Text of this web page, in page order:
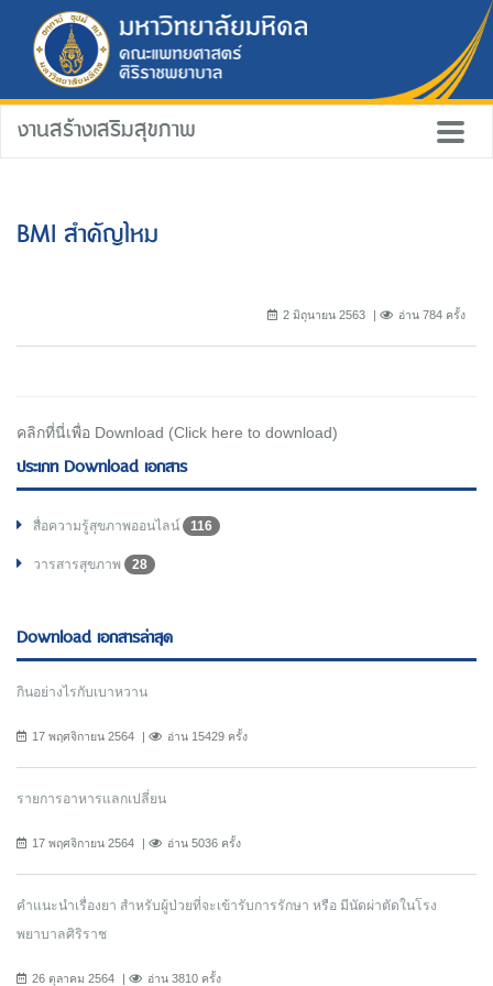
งานสร้างเสริมสุขภาพ
BMI สำคัญไหม
2 มิถุนายน 2563 อ่าน 784 ครั้ง
คลิกที่นี่เพื่อ Download (Click here to download)
ประเภท Download เอกสาร
สื่อความรู้สุขภาพออนไลน์ 116
วารสารสุขภาพ 28
Download เอกสารล่าสุด
กินอย่างไรกับเบาหวาน
17 พฤศจิกายน 2564 อ่าน 15429 ครั้ง
รายการอาหารแลกเปลี่ยน
17 พฤศจิกายน 2564 อ่าน 5036 ครั้ง
คำแนะนำเรื่องยา สำหรับผู้ป่วยที่จะเข้ารับการรักษา หรือ มีนัดผ่าตัดในโรง
พยาบาลศิริราช
26 ตุลาคม 2564 อ่าน 3810 ครั้ง